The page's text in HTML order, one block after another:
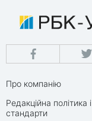
Про компанію
Редакційна політика і
стандарти